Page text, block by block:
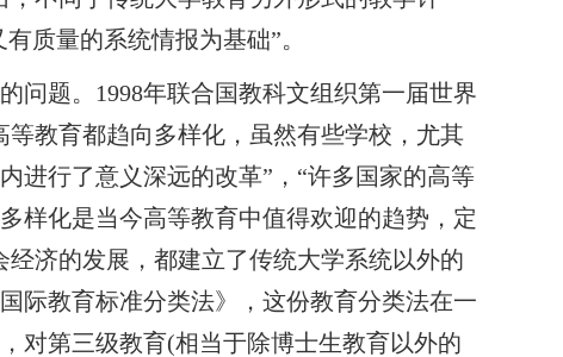
质量的系统情报为基础”。
问题。 1998年联合国教科文组织第一届世界
教育都趋向多样化，虽然有些学校，尤其
进行了意义深远的改革”，“许多国家的高等
化是当今高等教育中值得欢迎的趋势，定
济的发展，都建立了传统大学系统以外的
际教育标准分类法》，这份教育分类法在一
对第三级教育(相当于除博士生教育以外的